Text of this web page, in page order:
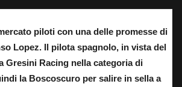
piloti con una delle promesse di
Lopez. Il pilota spagnolo, in vista del
Gresini Racing nella categoria di
la Boscoscuro per salire in sella a